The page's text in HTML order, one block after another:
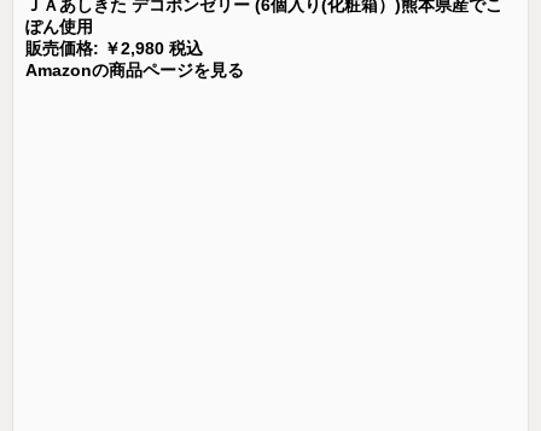
ＪＡあしきた デコポンゼリー (6個入り(化粧箱）)熊本県産でこ
ぽん使用
販売価格: ￥2,980 税込
Amazonの商品ページを見る